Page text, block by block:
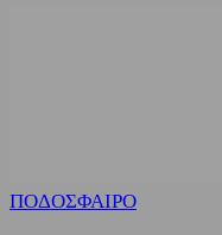
ΠΟΔΟΣΦΑΙΡΟ